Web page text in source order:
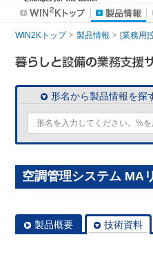
WIN2Kトップ 製品情報 [業務用]
形名から製品情報を探
空調管理システム MA
製品概要 技術資料